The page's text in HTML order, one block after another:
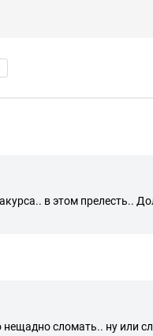
в этом прелесть..
сломать.. ну или